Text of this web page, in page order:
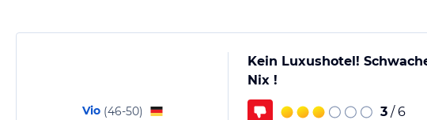
Vio (46-50)
Kein Luxushotel!
Nix !
3 / 6